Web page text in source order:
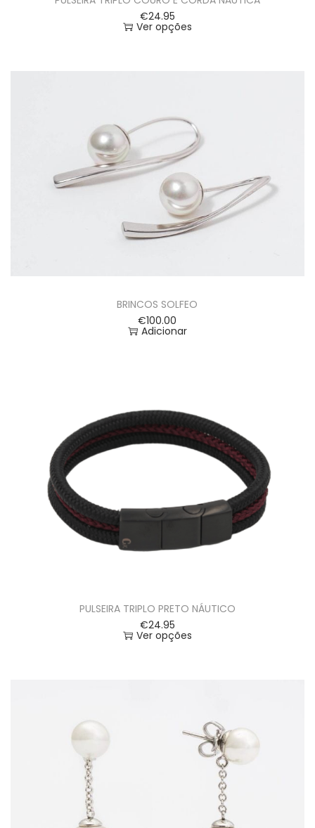
€24.95
Ver opções
BRINCOS SOLFEO
€100.00
Adicionar
PULSEIRA TRIPLO PRETO NÁUTICO
€24.95
Ver opções